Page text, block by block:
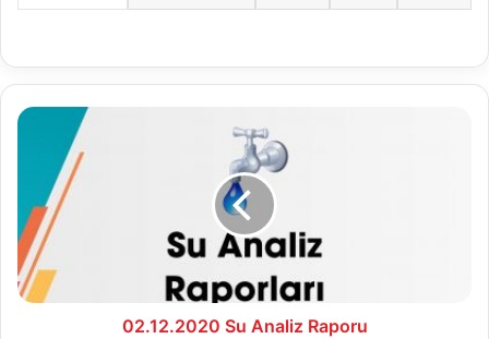
02.12.2020
Raporu
02.12.2020 Su Analiz Raporu